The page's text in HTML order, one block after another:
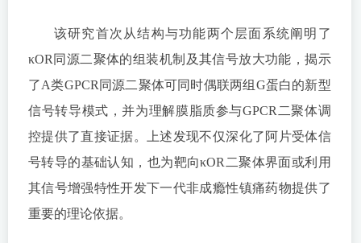
该研究首次从结构与功能两个层面系统阐明了
κOR同源二聚体的组装机制及其信号放大功能，揭示
了A类GPCR同源二聚体可同时偶联两组G蛋白的新型
信号转导模式，并为理解膜脂质参与GPCR二聚体调
控提供了直接证据。上述发现不仅深化了阿片受体信
号转导的基础认知，也为靶向κOR二聚体界面或利用
其信号增强特性开发下一代非成瘾性镇痛药物提供了
重要的理论依据。